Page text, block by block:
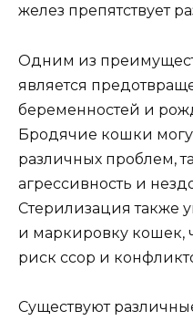
желез препятствует
Одним из
является
беременностей и
Бродячие кошки
различных проблем,
агрессивность и
Стерилизация также
и маркировку кошек,
риск ссор и
Существуют